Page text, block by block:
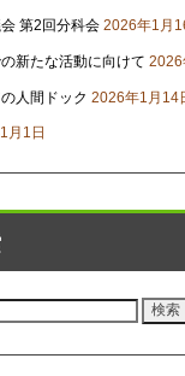
第2回分科会 2026年1月
新たな活動に向けて 2026
人間ドック 2026年1月14
月1日